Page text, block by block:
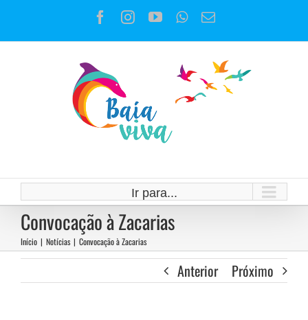
o
Facebook
Instagram
YouTubeWhatsApp
E-
Ir para...
Convocação à Zacarias
Início | Notícias | Convocação à Zacarias
Anterior Próximo